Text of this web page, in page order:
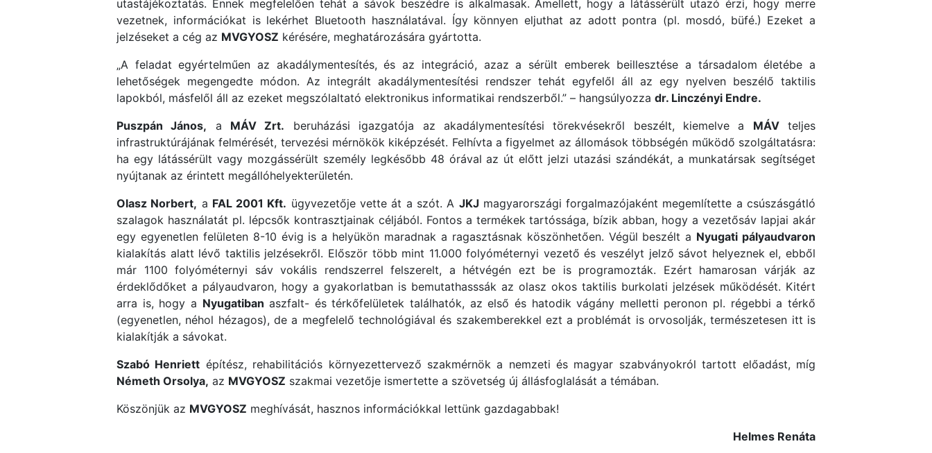
utastájékoztatás. Ennek megfelelően tehát a sávok beszédre is alkalmasak. Amellett, hogy a látássérült utazó érzi, hogy merre
vezetnek, információkat is lekérhet Bluetooth használatával. Így könnyen eljuthat az adott pontra (pl. mosdó, büfé.) Ezeket a
jelzéseket a cég az MVGYOSZ kérésére, meghatározására gyártotta.
„A feladat egyértelműen az akadálymentesítés, és az integráció, azaz a sérült emberek beillesztése a társadalom életébe a
lehetőségek megengedte módon. Az integrált akadálymentesítési rendszer tehát egyfelől áll az egy nyelven beszélő taktilis
lapokból, másfelől áll az ezeket megszólaltató elektronikus informatikai rendszerből.” – hangsúlyozza dr. Linczényi Endre.
Puszpán János, a MÁV Zrt. beruházási igazgatója az akadálymentesítési törekvésekről beszélt, kiemelve a MÁVteljes
infrastruktúrájának felmérését, tervezési mérnökök kiképzését. Felhívta a figyelmet az állomások többségén működő szolgáltatásra:
ha egy látássérült vagy mozgássérült személy legkésőbb 48 órával az út előtt jelzi utazási szándékát, a munkatársak segítséget
nyújtanak az érintett megállóhelyekterületén.
Olasz Norbert, a FAL 2001 Kft. ügyvezetője vette át a szót. A JKJ magyarországi forgalmazójaként megemlítette a csúszásgátló
szalagok használatát pl. lépcsők kontrasztjainak céljából. Fontos a termékek tartóssága, bízik abban, hogy a vezetősáv lapjai akár
egy egyenetlen felületen 8-10 évig is a helyükön maradnak a ragasztásnak köszönhetően. Végül beszélt a Nyugati pályaudvaron
kialakítás alatt lévő taktilis jelzésekről. Először több mint 11.000 folyóméternyi vezető és veszélyt jelző sávot helyeznek el, ebből
már 1100 folyóméternyi sáv vokális rendszerrel felszerelt, a hétvégén ezt be is programozták. Ezért hamarosan várják az
érdeklődőket a pályaudvaron, hogy a gyakorlatban is bemutathasssák az olasz okos taktilis burkolati jelzések működését. Kitért
arra is, hogy a Nyugatiban aszfalt- és térkőfelületek találhatók, az első és hatodik vágány melletti peronon pl. régebbi a térkő
(egyenetlen, néhol hézagos), de a megfelelő technológiával és szakemberekkel ezt a problémát is orvosolják, természetesen itt is
kialakítják a sávokat.
Szabó Henriett építész, rehabilitációs környezettervező szakmérnök a nemzeti és magyar szabványokról tartott előadást, míg
Németh Orsolya, az MVGYOSZ szakmai vezetője ismertette a szövetség új állásfoglalását a témában.
Köszönjük az MVGYOSZ meghívását, hasznos információkkal lettünk gazdagabbak!
Helmes Renáta